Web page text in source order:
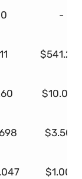
0 -
11 $541.272
$10.000
$3.500
$1.000